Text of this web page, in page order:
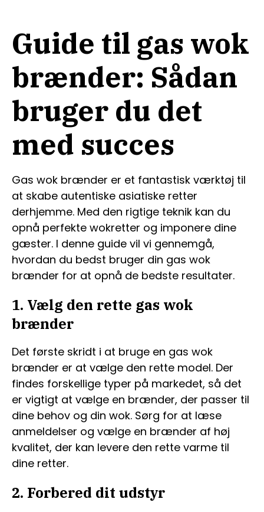
Guide til gas wok
brænder: Sådan
bruger du det
med succes
Gas wok brænder er et fantastisk værktøj til
at skabe autentiske asiatiske retter
derhjemme. Med den rigtige teknik kan du
opnå perfekte wokretter og imponere dine
gæster. I denne guide vil vi gennemgå,
hvordan du bedst bruger din gas wok
brænder for at opnå de bedste resultater.
1. Vælg den rette gas wok
brænder
Det første skridt i at bruge en gas wok
brænder er at vælge den rette model. Der
findes forskellige typer på markedet, så det
er vigtigt at vælge en brænder, der passer til
dine behov og din wok. Sørg for at læse
anmeldelser og vælge en brænder af høj
kvalitet, der kan levere den rette varme til
dine retter.
2. Forbered dit udstyr